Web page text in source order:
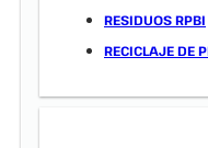
RESIDUOS RPBI
RECICLAJE DE